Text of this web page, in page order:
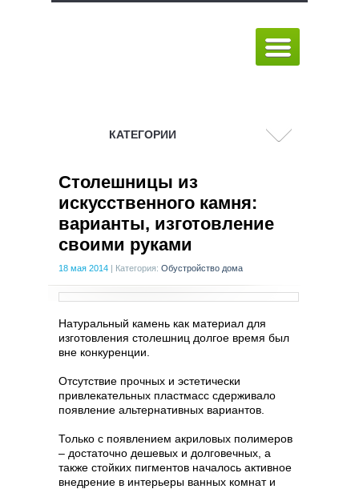
КАТЕГОРИИ
Столешницы из
искусственного камня:
варианты, изготовление
своими руками
18 мая 2014 | Категория: Обустройство дома
Натуральный камень как материал для
изготовления столешниц долгое время был
вне конкуренции.
Отсутствие прочных и эстетически
привлекательных пластмасс сдерживало
появление альтернативных вариантов.
Только с появлением акриловых полимеров
– достаточно дешевых и долговечных, а
также стойких пигментов началось активное
внедрение в интерьеры ванных комнат и